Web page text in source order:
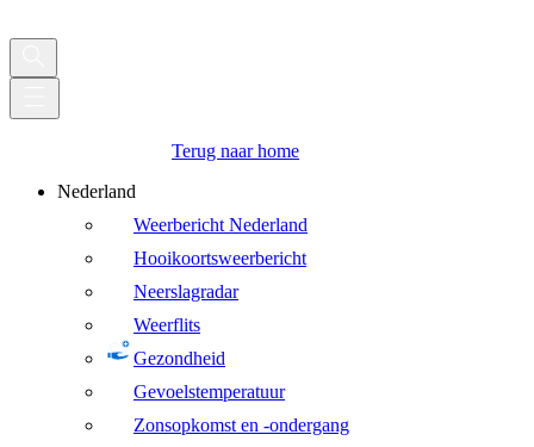
Terug naar home
Nederland
Weerbericht Nederland
Hooikoortsweerbericht
Neerslagradar
Weerflits
Gezondheid
Gevoelstemperatuur
Zonsopkomst en -ondergang